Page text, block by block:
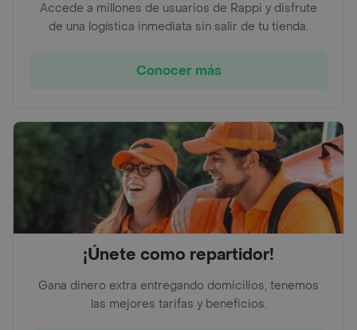
Accede a millones de usuarios de Rappi y disfrute
de una logística inmediata sin salir de tu tienda.
Conocer más
¡Únete como repartidor!
Gana dinero extra entregando domicilios, tenemos
las mejores tarifas y beneficios.